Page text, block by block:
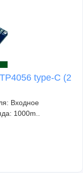
type-C (2
Входное
1000m..